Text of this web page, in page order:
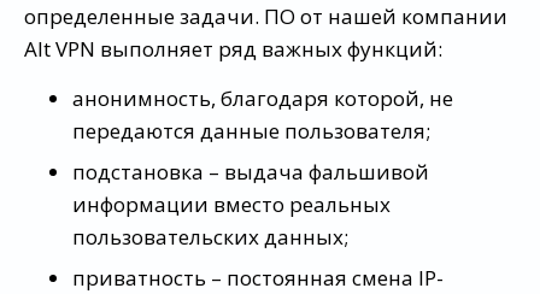
определенные задачи. ПО от нашей компании
Alt VPN выполняет ряд важных функций:
анонимность, благодаря которой, не
передаются данные пользователя;
подстановка – выдача фальшивой
информации вместо реальных
пользовательских данных;
приватность – постоянная смена IP-